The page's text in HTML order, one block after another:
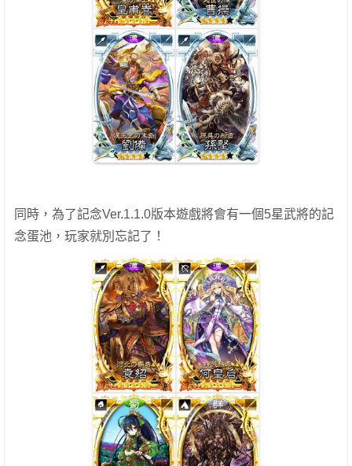
同時，為了記念Ver.1.1.0版本遊戲將會有一個5星武將的記
念蛋池，玩家就別忘記了！